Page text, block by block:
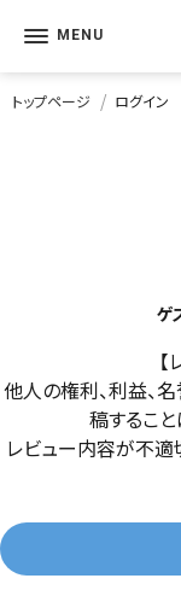
トップページ ログイン
ゲ
他人の権利、利益、
稿するこ
レビュー内容が不適